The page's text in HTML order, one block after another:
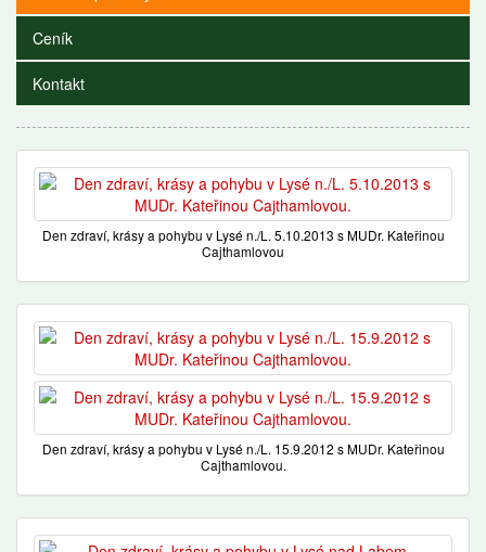
Ceník
Kontakt
Den zdraví, krásy a pohybu v Lysé n./L. 5.10.2013 s MUDr. Kateřinou
Cajthamlovou
Den zdraví, krásy a pohybu v Lysé n./L. 15.9.2012 s MUDr. Kateřinou
Cajthamlovou.